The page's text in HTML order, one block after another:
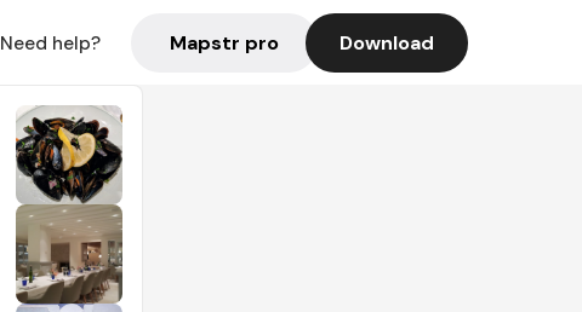
Need help? Mapstr pro Download